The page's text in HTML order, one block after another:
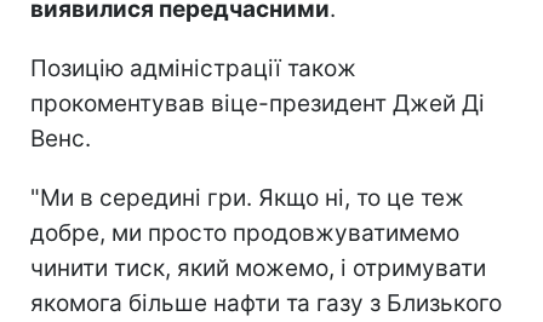
виявилися передчасними.
Позицію адміністрації також
прокоментував віце-президент Джей Ді
Венс.
"Ми в середині гри. Якщо ні, то це теж
добре, ми просто продовжуватимемо
чинити тиск, який можемо, і отримувати
якомога більше нафти та газу з Близького